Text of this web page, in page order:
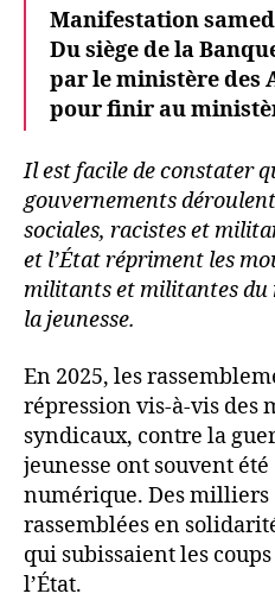
Manifestation
Du siège de la
par le ministère des
pour finir au
Il est facile de constater
gouvernements
sociales, racistes et
et l’État répriment les
militants et militantes du
la jeunesse.
En 2025, les
répression vis-à-vis
syndicaux, contre la
jeunesse ont souvent
numérique. Des milliers
rassemblées en
qui subissaient les
l’État.